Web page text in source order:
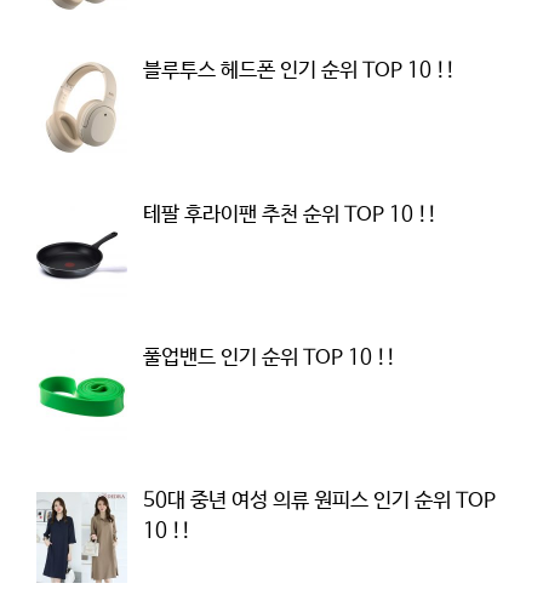
블루투스 헤드폰 인기 순위 TOP 10 !!
테팔 후라이팬 추천 순위 TOP 10 !!
풀업밴드 인기 순위 TOP 10 !!
50대 중년 여성 의류 원피스 인기 순위 TOP
10 !!